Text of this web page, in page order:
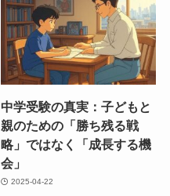
中学受験の真実：子どもと
親のための「勝ち残る戦
略」ではなく「成長する機
会」
2025-04-22